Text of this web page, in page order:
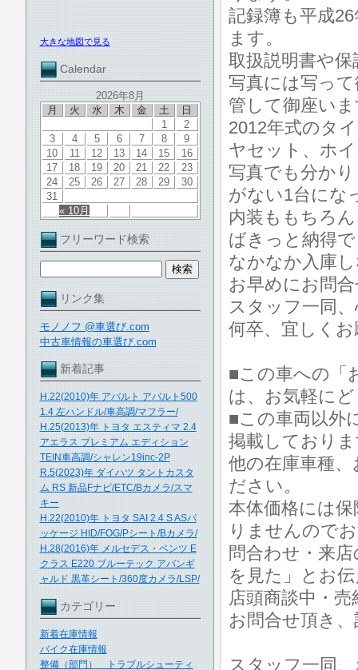
大きな地図で見る
Calendar
2026年8月
月
火 水 木 金 土 日
« 10月
1
2
3
4 5 6 7 8
9
10
11 12 13 14 15
16
17
18 19 20 21 22
23
24
25 26 27 28 29
30
31
フリーワード検索
リンク集
モノノフ @車選び.com
中古車情報の車選び.com
新着記事
H.22(2010)年 アバルト アバルト500
1.4 左ハンドル/車高調/マフラー/
H.25(2013)年 トヨタ エスティマ 2.4
アエラス プレミアム エディション
TEIN車高調/シャレン19inc-2P
R.5(2023)年 ダイハツ タントカスタ
ム RS 新品Fナビ/ETC/Bカメラ/スマ
キー
H.22(2010)年 トヨタ SAI 2.4 S ASパ
ッケージ HID/FOG/Pシート/Bカメラ/
H.28(2016)年 メルセデス・ベンツ E
クラス E220 ブルーテック アバンギ
ャルド 黒革シート/360度カメラ/LSP/
カテゴリー
新着在庫情報
バイク在庫情報
整備（部門） トラブルシューティ
記録簿も平成
ます。
取扱説明書や
写真には写っ
管して御座い
2012年式のタ
ヤセット、ホ
写真でも分か
がない1台にな
内装ももちろ
ばきっと納得
なかなか入庫
お早めにお問
スタッフ一同
何卒、宜しく
■この車への「
は、お気軽に
■この車両以外
掲載しており
他の在庫車種
ださい。
本体価格には
りませんので
問合わせ・来
を見た」とお
店頭商談中・
お問合せ頂き
スタッフ一同